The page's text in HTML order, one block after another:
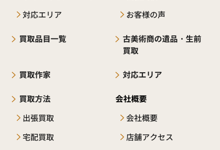
対応エリア
買取品目一覧
古美術商の遺品・生前
買取
お客様の声
買取作家 対応エリア
買取方法
出張買取
宅配買取
会社概要
会社概要
店舗アクセス